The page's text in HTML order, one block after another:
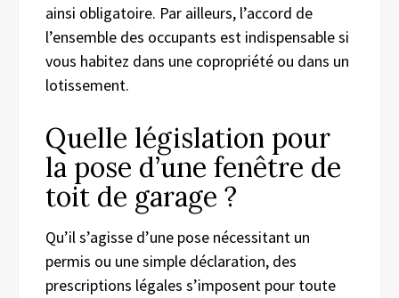
ainsi obligatoire. Par ailleurs, l’accord de
l’ensemble des occupants est indispensable si
vous habitez dans une copropriété ou dans un
lotissement.
Quelle législation pour
la pose d’une fenêtre de
toit de garage ?
Qu’il s’agisse d’une pose nécessitant un
permis ou une simple déclaration, des
prescriptions légales s’imposent pour toute